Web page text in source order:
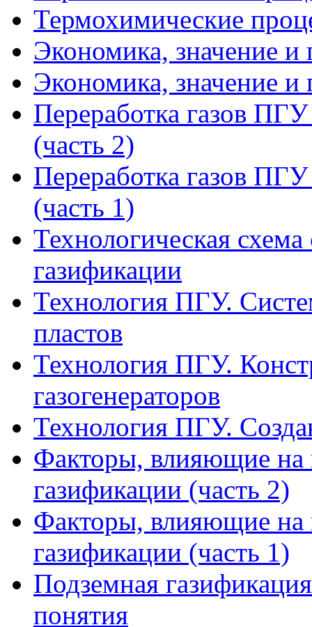
Термохимические
Экономика, значение
Экономика, значение
Переработка газов
(часть 2)
Переработка газов
(часть 1)
Технологическая
газификации
Технология ПГУ.
пластов
Технология ПГУ.
газогенераторов
Технология ПГУ.
Факторы, влияющие на
газификации (часть 2)
Факторы, влияющие на
газификации (часть 1)
Подземная
понятия